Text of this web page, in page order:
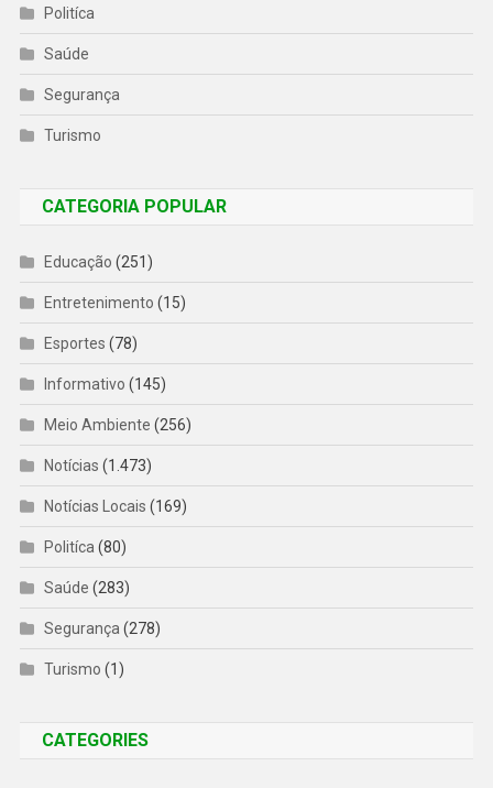
Politíca
Saúde
Segurança
Turismo
CATEGORIA POPULAR
Educação (251)
Entretenimento (15)
Esportes (78)
Informativo (145)
Meio Ambiente (256)
Notícias (1.473)
Notícias Locais (169)
Politíca (80)
Saúde (283)
Segurança (278)
Turismo (1)
CATEGORIES